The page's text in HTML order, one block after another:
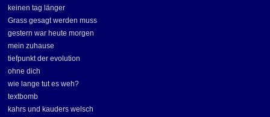
keinen tag länger
Grass gesagt werden muss
gestern war heute morgen
mein zuhause
tiefpunkt der evolution
ohne dich
wie lange tut es weh?
textbomb
kahrs und kauders welsch